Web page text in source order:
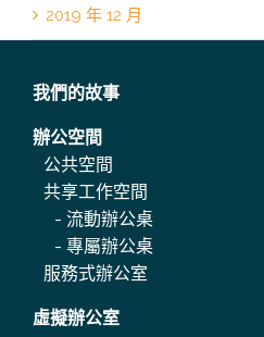
2019 年 12 月
我們的故事
辦公空間
公共空間
共享工作空間
- 流動辦公桌
- 專屬辦公桌
服務式辦公室
虛擬辦公室